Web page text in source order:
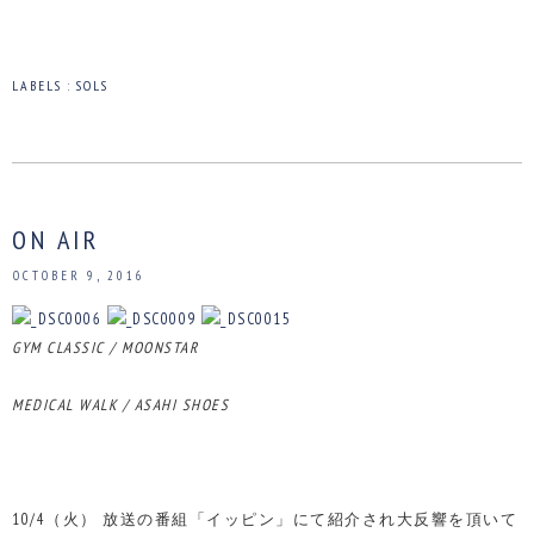
LABELS : SOLS
ON AIR
OCTOBER 9, 2016
GYM CLASSIC / MOONSTAR
MEDICAL WALK / ASAHI SHOES
10/4（火） 放送の番組「イッピン」にて紹介され大反響を頂いて